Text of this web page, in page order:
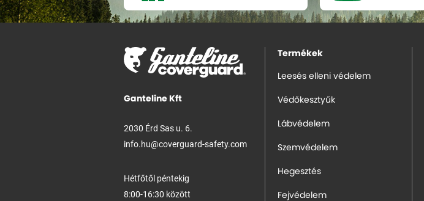
Ganteline Kft
2030 Érd Sas u. 6.
info.hu@coverguard-safety.com
Hétfőtől péntekig
8:00-16:30 között
Termékek
Leesés elleni védelem
Védőkesztyűk
Lábvédelem
Szemvédelem
Hegesztés
Fejvédelem